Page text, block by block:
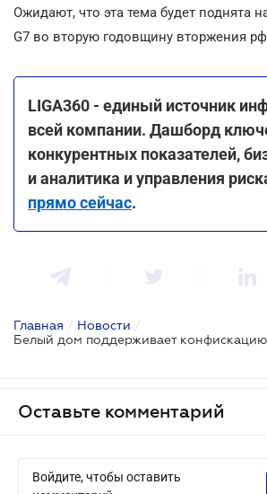
Ожидают, что эта тема будет поднята
G7 во вторую годовщину вторжения
LIGA360 - единый источник
всей компании. Дашборд
конкурентных показателей,
и аналитика и управления
прямо сейчас.
Главная / Новости /
Оставьте комментарий
Войдите, чтобы оставить